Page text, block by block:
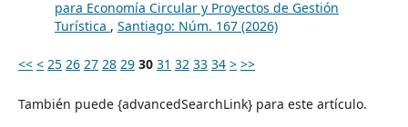
para Economía Circular y Proyectos de Gestión
Turística , Santiago: Núm. 167 (2026)
<< < 25 26 27 28 29 30 31 32 33 34 > >>
También puede {advancedSearchLink} para este artículo.